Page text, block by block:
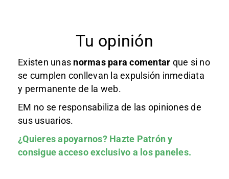
Tu opinión
Existen unas normas para comentar que si no
se cumplen conllevan la expulsión inmediata
y permanente de la web.
EM no se responsabiliza de las opiniones de
sus usuarios.
¿Quieres apoyarnos? Hazte Patróny
consigue acceso exclusivo a los paneles.